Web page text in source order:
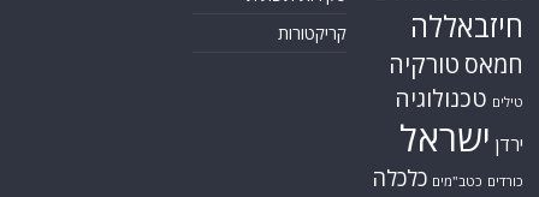
חיזבאללה
חמאס טורקיה
טילים טכנולוגיה
ירדן ישראל
כורדים כטב"מים כלכלה
קריקטורות